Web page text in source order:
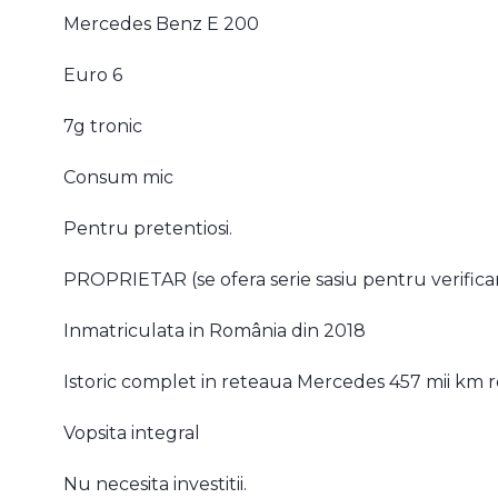
Mercedes Benz E 200
Euro 6
7g tronic
Consum mic
Pentru pretentiosi.
PROPRIETAR (se ofera serie sasiu pentru
Inmatriculata in România din 2018
Istoric complet in reteaua Mercedes 457 mii km
Vopsita integral
Nu necesita investitii.